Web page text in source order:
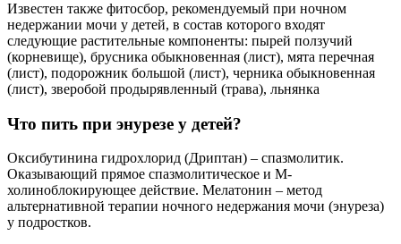
Известен также фитосбор, рекомендуемый при ночном
недержании мочи у детей, в состав которого входят
следующие растительные компоненты: пырей ползучий
(корневище), брусника обыкновенная (лист), мята перечная
(лист), подорожник большой (лист), черника обыкновенная
(лист), зверобой продырявленный (трава), льнянка
Что пить при энурезе у детей?
Оксибутинина гидрохлорид (Дриптан) – спазмолитик.
Оказывающий прямое спазмолитическое и М-
холиноблокирующее действие. Мелатонин – метод
альтернативной терапии ночного недержания мочи (энуреза)
у подростков.